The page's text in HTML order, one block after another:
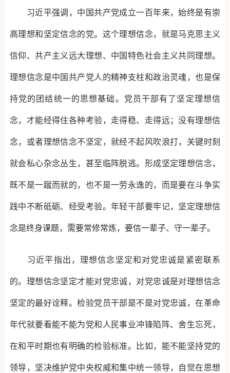
习近平强调，中国共产党成立一百年来，始终是有崇
高理想和坚定信念的党。这个理想信念，就是马克思主义
信仰、共产主义远大理想、中国特色社会主义共同理想。
理想信念是中国共产党人的精神支柱和政治灵魂，也是保
持党的团结统一的思想基础。党员干部有了坚定理想信
念，才能经得住各种考验，走得稳、走得远；没有理想信
念，或者理想信念不坚定，就经不起风吹浪打，关键时刻
就会私心杂念丛生，甚至临阵脱逃。形成坚定理想信念，
既不是一蹴而就的，也不是一劳永逸的，而是要在斗争实
践中不断砥砺、经受考验。年轻干部要牢记，坚定理想信
念是终身课题，需要常修常炼，要信一辈子、守一辈子。
习近平指出，理想信念坚定和对党忠诚是紧密联系
的。理想信念坚定才能对党忠诚，对党忠诚是对理想信念
坚定的最好诠释。检验党员干部是不是对党忠诚，在革命
年代就要看能不能为党和人民事业冲锋陷阵、舍生忘死，
在和平时期也有明确的检验标准。比如，能不能坚持党的
领导，坚决维护党中央权威和集中统一领导，自觉在思想